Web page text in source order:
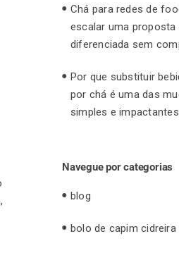
Chá para redes de
escalar uma proposta
diferenciada sem
Por que substituir
por chá é uma das
simples e
Navegue por categorias
blog
bolo de capim cidreira